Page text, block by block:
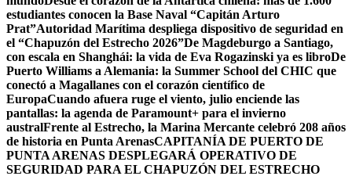
estudiantes conocen la Base Naval “Capitán Arturo
Prat”Autoridad Marítima despliega dispositivo de seguridad en
el “Chapuzón del Estrecho 2026”De Magdeburgo a Santiago,
con escala en Shanghái: la vida de Eva Rogazinski ya es libroDe
Puerto Williams a Alemania: la Summer School del CHIC que
conectó a Magallanes con el corazón científico de
EuropaCuando afuera ruge el viento, julio enciende las
pantallas: la agenda de Paramount+ para el invierno
australFrente al Estrecho, la Marina Mercante celebró 208 años
de historia en Punta ArenasCAPITANÍA DE PUERTO DE
PUNTA ARENAS DESPLEGARÁ OPERATIVO DE
SEGURIDAD PARA EL CHAPUZÓN DEL ESTRECHO